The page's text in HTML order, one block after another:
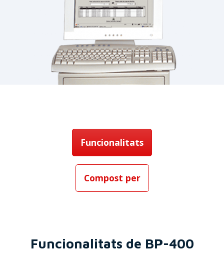
Funcionalitats
Compost per
Funcionalitats de BP-400